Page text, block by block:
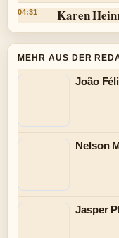
04:31 Karen
MEHR AUS DER
João
Nelson
Jasper